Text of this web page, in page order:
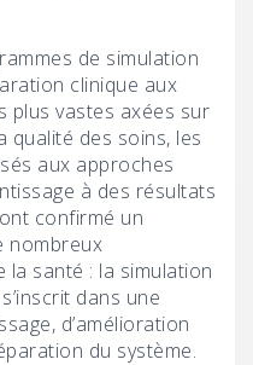
de simulation
clinique aux
plus vastes axées sur
qualité des soins, les
aux approches
à des résultats
confirmé un
nombreux
santé : la simulation
dans une
d’amélioration
du système.